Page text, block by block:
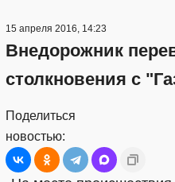
15 апреля 2016, 14:23
Внедорожник
столкновения с
Поделиться
новостью: